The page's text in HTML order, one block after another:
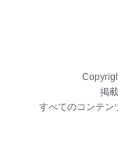
掲
すべてのコンテン